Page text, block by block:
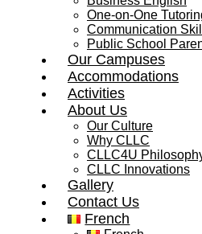
One-on-One
Communication
Public School
Our Campuses
Accommodations
Activities
About Us
Our Culture
Why CLLC
CLLC4U
CLLC Innovations
Gallery
Contact Us
French